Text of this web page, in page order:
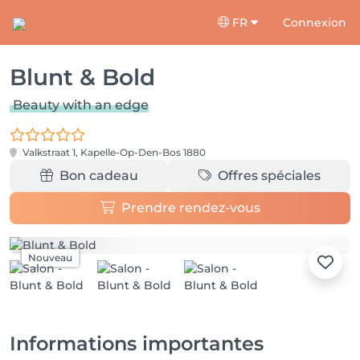
FR Connexion
Blunt & Bold
Beauty with an edge
Valkstraat 1, Kapelle-Op-Den-Bos 1880
Bon cadeau Offres spéciales
Prendre rendez-vous
Nouveau
Informations importantes